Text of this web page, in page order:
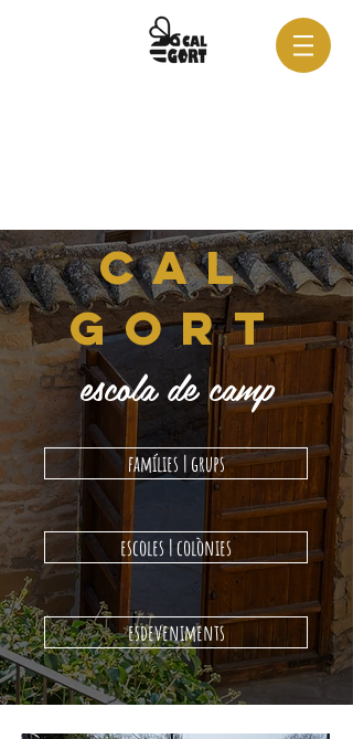
cal
gort
escola de camp
escoles | colònies
famílies | grups
esdeveniments